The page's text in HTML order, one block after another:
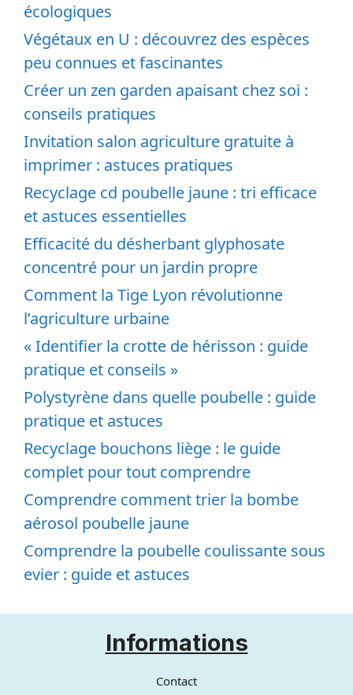
écologiques
Végétaux en U : découvrez des espèces
peu connues et fascinantes
Créer un zen garden apaisant chez soi :
conseils pratiques
Invitation salon agriculture gratuite à
imprimer : astuces pratiques
Recyclage cd poubelle jaune : tri efficace
et astuces essentielles
Efficacité du désherbant glyphosate
concentré pour un jardin propre
Comment la Tige Lyon révolutionne
l’agriculture urbaine
« Identifier la crotte de hérisson : guide
pratique et conseils »
Polystyrène dans quelle poubelle : guide
pratique et astuces
Recyclage bouchons liège : le guide
complet pour tout comprendre
Comprendre comment trier la bombe
aérosol poubelle jaune
Comprendre la poubelle coulissante sous
evier : guide et astuces
Informations
Contact